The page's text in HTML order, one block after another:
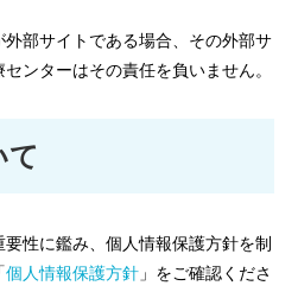
部サイトである場合、その外部サ
ンターはその責任を負いません。
て
性に鑑み、個人情報保護方針を制
個人情報保護方針 」をご確認くださ